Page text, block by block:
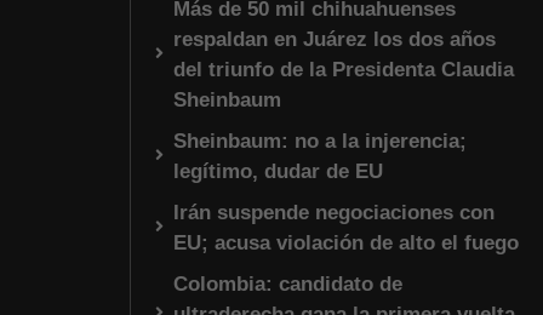
Más de 50 mil chihuahuenses
respaldan en Juárez los dos años
del triunfo de la Presidenta Claudia
Sheinbaum
Sheinbaum: no a la injerencia;
legítimo, dudar de EU
Irán suspende negociaciones con
EU; acusa violación de alto el fuego
Colombia: candidato de